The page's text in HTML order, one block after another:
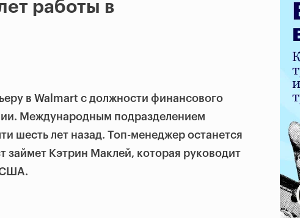
работы в
в Walmart с должности финансового
Международным подразделением
шесть лет назад. Топ-менеджер останется
займет Кэтрин Маклей, которая руководит
США.